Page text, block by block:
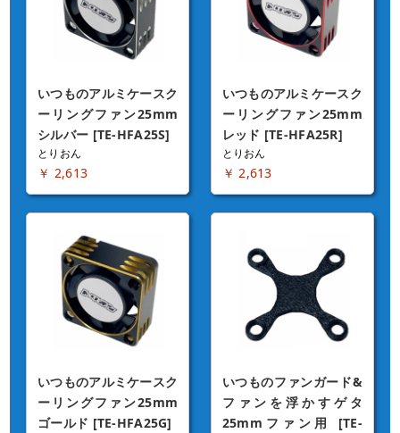
いつものアルミケースク
ーリングファン25mm
シルバー [TE-HFA25S]
とりおん
￥ 2,613
いつものアルミケースク
ーリングファン25mm
レッド [TE-HFA25R]
とりおん
￥ 2,613
いつものアルミケースク
ーリングファン25mm
ゴールド [TE-HFA25G]
いつものファンガード&
ファンを浮かすゲタ
25mmファン用 [TE-